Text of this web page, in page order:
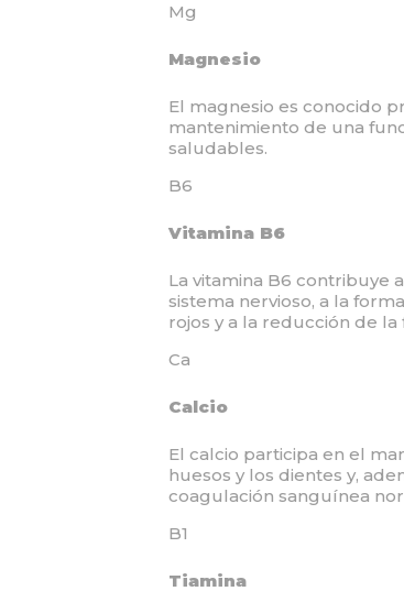
Mg
Magnesio
El magnesio es conocido
mantenimiento de una
saludables.
B6
Vitamina B6
La vitamina B6 contribuye
sistema nervioso, a la
rojos y a la reducción de la
Ca
Calcio
El calcio participa en el
huesos y los dientes y,
coagulación sanguínea
B1
Tiamina